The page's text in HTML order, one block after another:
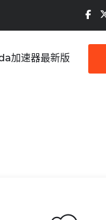
加速器最新版